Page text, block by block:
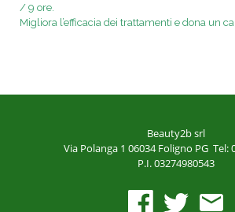
/ 9 ore.
Migliora l’efficacia dei trattamenti e dona un
Beauty2b srl
Via Polanga 1 06034 Foligno PG Tel:
P.I. 03274980543